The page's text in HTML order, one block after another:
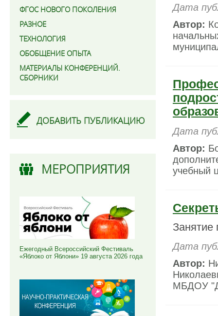
ФГОС НОВОГО ПОКОЛЕНИЯ
РАЗНОЕ
ТЕХНОЛОГИЯ
ОБОБЩЕНИЕ ОПЫТА
МАТЕРИАЛЫ КОНФЕРЕНЦИЙ.
СБОРНИКИ
ДОБАВИТЬ ПУБЛИКАЦИЮ
МЕРОПРИЯТИЯ
Ежегодный Всероссийский Фестиваль
«Яблоко от Яблони» 19 августа 2026 года
Дата
Автор:
Дата
Автор:
учебный
Занятие
Дата
Автор:
МБДОУ